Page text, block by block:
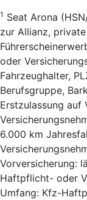
1 Seat Arona
zur Allianz,
oder
Fahrzeughalter,
Berufsgruppe,
Erstzulassung auf
6.000 km
Vorversicherung:
Haftpflicht- oder
Umfang: Kfz-